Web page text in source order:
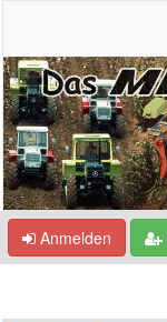
Anmelden